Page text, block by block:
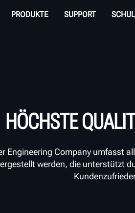
PRODUKTE SUPPORT
HÖCHSTE
Engineering Company umfasst
werden, die unterstützt